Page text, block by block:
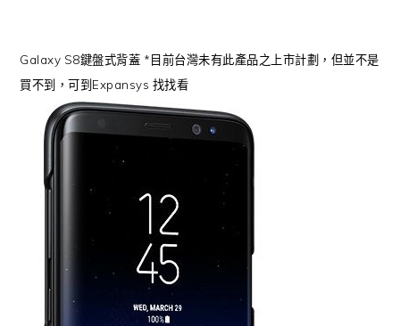
Galaxy S8鍵盤式背蓋 *目前台灣未有此產品之上市計劃，但並不是
買不到，可到Expansys 找找看